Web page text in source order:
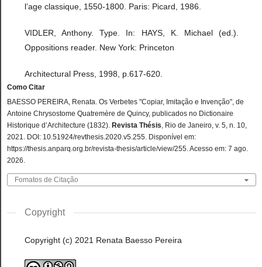
l’age classique, 1550-1800. Paris: Picard, 1986.
VIDLER, Anthony. Type. In: HAYS, K. Michael (ed.).
Oppositions reader. New York: Princeton
Architectural Press, 1998, p.617-620.
Como Citar
BAESSO PEREIRA, Renata. Os Verbetes "Copiar, Imitação e Invenção", de
Antoine Chrysostome Quatremère de Quincy, publicados no Dictionaire
Historique d’Architecture (1832). Revista Thésis, Rio de Janeiro, v. 5, n. 10,
2021. DOI: 10.51924/revthesis.2020.v5.255. Disponível em:
https://thesis.anparq.org.br/revista-thesis/article/view/255. Acesso em: 7 ago.
2026.
Fomatos de Citação
Copyright
Copyright (c) 2021 Renata Baesso Pereira